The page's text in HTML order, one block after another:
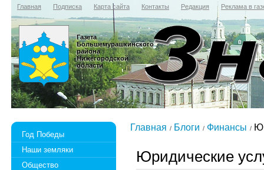
Главная Подписка Карта сайта Контакты Редакция Реклама в
Газета
Большемурашкинского
района
Нижегородской
области
Год Победы
Наши земляки
Общество
Главная Блоги Финансы
Юридические